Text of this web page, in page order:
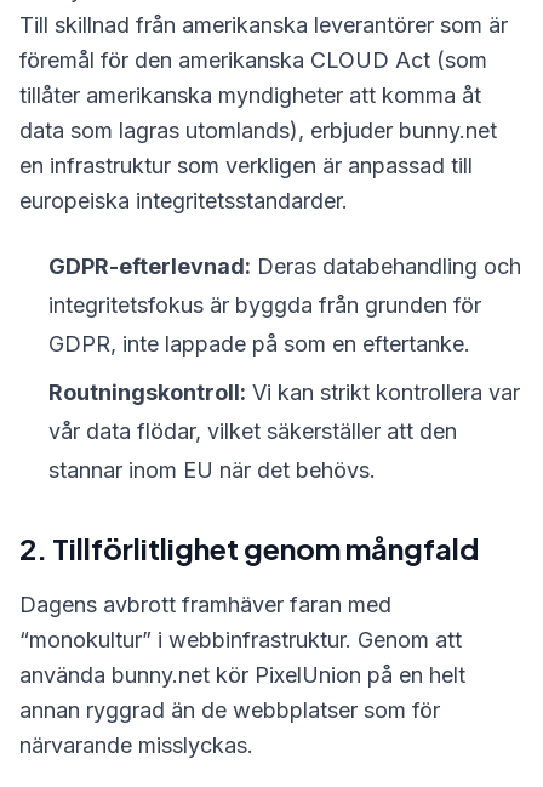
Till skillnad från amerikanska leverantörer som är
föremål för den amerikanska CLOUD Act (som
tillåter amerikanska myndigheter att komma åt
data som lagras utomlands), erbjuder bunny.net
en infrastruktur som verkligen är anpassad till
europeiska integritetsstandarder.
GDPR-efterlevnad: Deras databehandling och
integritetsfokus är byggda från grunden för
GDPR, inte lappade på som en eftertanke.
Routningskontroll: Vi kan strikt kontrollera var
vår data flödar, vilket säkerställer att den
stannar inom EU när det behövs.
2. Tillförlitlighet genom mångfald
Dagens avbrott framhäver faran med
“monokultur” i webbinfrastruktur. Genom att
använda bunny.net kör PixelUnion på en helt
annan ryggrad än de webbplatser som för
närvarande misslyckas.